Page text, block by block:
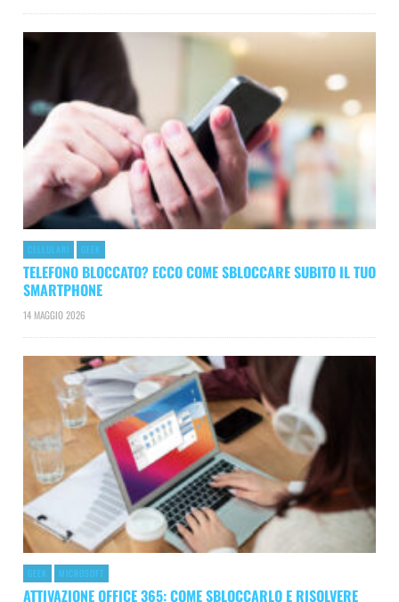
CELLULARI GEEK
TELEFONO BLOCCATO? ECCO COME SBLOCCARE SUBITO IL TUO
SMARTPHONE
14 MAGGIO 2026
GEEK MICROSOFT
ATTIVAZIONE OFFICE 365: COME SBLOCCARLO E RISOLVERE